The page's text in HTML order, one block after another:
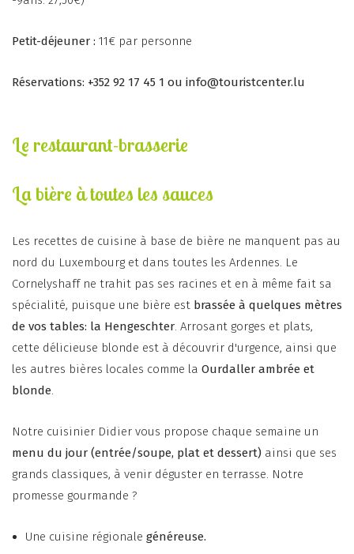
Petit-déjeuner : 11€ par personne
Réservations: +352 92 17 45 1 ou info@touristcenter.lu
Le restaurant-brasserie
La bière à toutes les sauces
Les recettes de cuisine à base de bière ne manquent pas au
nord du Luxembourg et dans toutes les Ardennes. Le
Cornelyshaff ne trahit pas ses racines et en à même fait sa
spécialité, puisque une bière est brassée à quelques mètres
de vos tables: la Hengeschter. Arrosant gorges et plats,
cette délicieuse blonde est à découvrir d'urgence, ainsi que
les autres bières locales comme la Ourdaller ambrée et
blonde.
Notre cuisinier Didier vous propose chaque semaine un
menu du jour (entrée/soupe, plat et dessert) ainsi que ses
grands classiques, à venir déguster en terrasse. Notre
promesse gourmande ?
Une cuisine régionale généreuse.